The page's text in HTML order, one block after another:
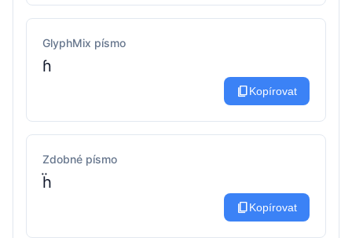
GlyphMix písmo
ɦ
content_copyKopírovat
Zdobné písmo
ḧ
content_copyKopírovat